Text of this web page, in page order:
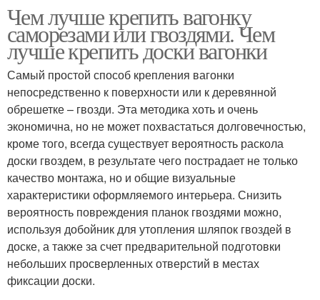
Чем лучше крепить вагонку
саморезами или гвоздями. Чем
лучше крепить доски вагонки
Самый простой способ крепления вагонки
непосредственно к поверхности или к деревянной
обрешетке – гвозди. Эта методика хоть и очень
экономична, но не может похвастаться долговечностью,
кроме того, всегда существует вероятность раскола
доски гвоздем, в результате чего пострадает не только
качество монтажа, но и общие визуальные
характеристики оформляемого интерьера. Снизить
вероятность повреждения планок гвоздями можно,
используя добойник для утопления шляпок гвоздей в
доске, а также за счет предварительной подготовки
небольших просверленных отверстий в местах
фиксации доски.